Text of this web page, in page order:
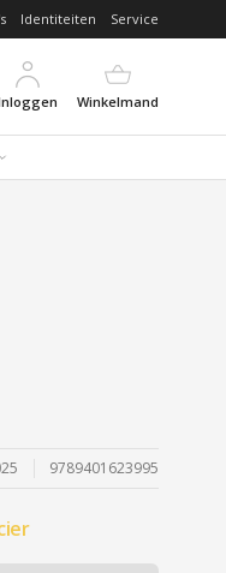
Identiteiten Service
Winkelmand
9789401623995